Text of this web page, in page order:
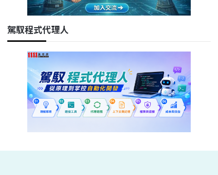
駕馭程式代理人